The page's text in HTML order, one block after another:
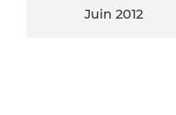
juin 2012